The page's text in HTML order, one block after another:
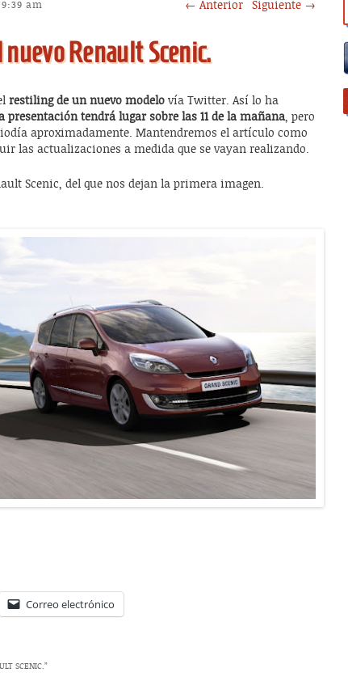
← Anterior Siguiente →
Renault Scenic.
am
restiling de un nuevo modelo vía Twitter. Así lo ha
presentación tendrá lugar sobre las 11 de la mañana, pero
aproximadamente. Mantendremos el artículo como
las actualizaciones a medida que se vayan realizando.
Scenic, del que nos dejan la primera imagen.
Correo electrónico
SCENIC.”